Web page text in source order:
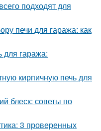
подходят для
печи для гаража: как
для гаража:
кирпичную печь для
блеск: советы по
3 проверенных